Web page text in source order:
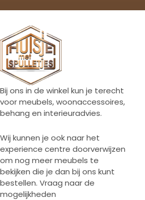
Bij ons in de winkel kun je terecht
voor meubels, woonaccessoires,
behang en interieuradvies.
Wij kunnen je ook naar het
experience centre doorverwijzen
om nog meer meubels te
bekijken die je dan bij ons kunt
bestellen. Vraag naar de
mogelijkheden